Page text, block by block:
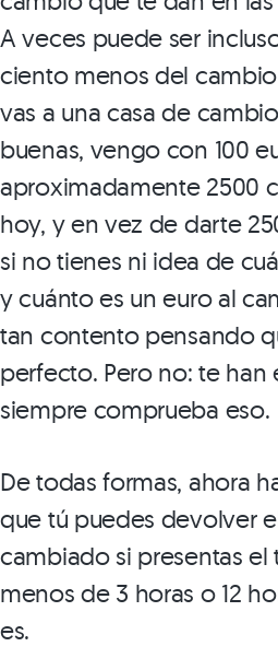
A veces puede ser
ciento menos del cambio
vas a una casa de
buenas, vengo con 100
aproximadamente 2500
hoy, y en vez de darte
si no tienes ni idea de
y cuánto es un euro al
tan contento pensando
perfecto. Pero no: te han
siempre comprueba eso.
De todas formas, ahora
que tú puedes devolver
cambiado si presentas
menos de 3 horas o 12
es.